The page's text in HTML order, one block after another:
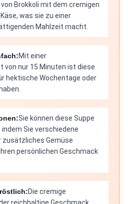
Brokkoli mit dem cremigen
was sie zu einer
Mahlzeit macht.
Mit einer
von nur 15 Minuten ist diese
hektische Wochentage oder
Sie können diese Suppe
Sie verschiedene
zusätzliches Gemüse
persönlichen Geschmack
Die cremige